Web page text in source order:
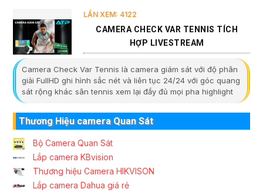
LẦN XEM: 4122
CAMERA CHECK VAR TENNIS TÍCH
HỢP LIVESTREAM
Camera Check Var Tennis là camera giám sát với độ phân
giải FullHD ghi hình sắc nét và liên tục 24/24 với góc quang
sát rộng khác sân tennis xem lại đầy đủ mọi pha highlight
Thương Hiệu camera Quan Sát
Bộ Camera Quan Sát
Lắp camera KBvision
Thương hiệu Camera HIKVISON
Lắp camera Dahua giá rẻ